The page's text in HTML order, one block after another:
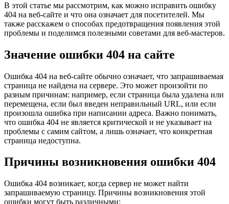
В этой статье мы рассмотрим, как можно исправить ошибку
404 на веб-сайте и что она означает для посетителей. Мы
также расскажем о способах предотвращения появления этой
проблемы и поделимся полезными советами для веб-мастеров.
Значение ошибки 404 на сайте
Ошибка 404 на веб-сайте обычно означает, что запрашиваемая
страница не найдена на сервере. Это может произойти по
разным причинам: например, если страница была удалена или
перемещена, если был введен неправильный URL, или если
произошла ошибка при написании адреса. Важно понимать,
что ошибка 404 не является критической и не указывает на
проблемы с самим сайтом, а лишь означает, что конкретная
страница недоступна.
Причины возникновения ошибки 404
Ошибка 404 возникает, когда сервер не может найти
запрашиваемую страницу. Причины возникновения этой
ошибки могут быть различными: